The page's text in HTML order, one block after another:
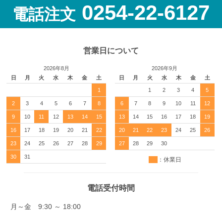
電話注文 0254-22-6127
営業日について
2026年8月
日
月 火 水 木 金 土
1
2 3 4 5 6 7 8
9 10 11 12 13 14 15
16 17 18 19 20 21 22
23 24 25 26 27 28 29
30 31
2026年9月
日
月 火 水 木 金 土
1 2 3 4 5
6 7 8 9 10 11 12
13 14 15 16 17 18 19
20 21 22 23 24 25 26
27 28 29 30
：休業日
電話受付時間
月～金 9:30 ～ 18:00